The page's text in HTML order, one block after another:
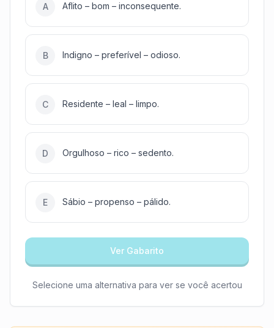
A Aflito – bom – inconsequente.
B Indigno – preferível – odioso.
C Residente – leal – limpo.
D Orgulhoso – rico – sedento.
E Sábio – propenso – pálido.
Ver Gabarito
Selecione uma alternativa para ver se você acertou